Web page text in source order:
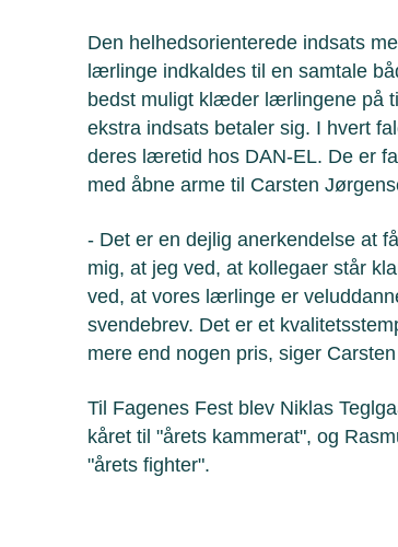
Den helhedsorienterede indsats
lærlinge indkaldes til en samtale
bedst muligt klæder lærlingene på
ekstra indsats betaler sig. I hvert
deres læretid hos DAN-EL. De er
med åbne arme til Carsten
- Det er en dejlig anerkendelse at
mig, at jeg ved, at kollegaer står
ved, at vores lærlinge er
svendebrev. Det er et
mere end nogen pris, siger
Til Fagenes Fest blev Niklas
kåret til "årets kammerat", og
"årets fighter".